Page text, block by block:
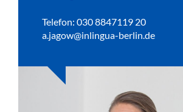
Telefon: 030 8847119 20
a.jagow@inlingua-berlin.de